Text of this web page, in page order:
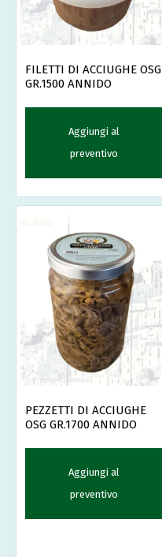
FILETTI DI ACCIUGHE OSG
GR.1500 ANNIDO
Aggiungi al
preventivo
PEZZETTI DI ACCIUGHE
OSG GR.1700 ANNIDO
Aggiungi al
preventivo